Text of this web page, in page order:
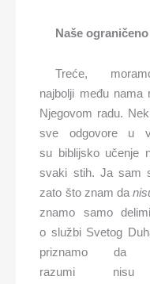
Naše
Treće,
najbolji među
Njegovom radu.
sve odgovore u
su biblijsko učenje
svaki stih. Ja sam
zato što znam da
znamo samo
o službi Svetog
priznamo da
razumi